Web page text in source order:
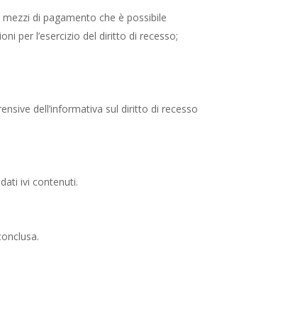
di pagamento che è possibile
per l’esercizio del diritto di recesso;
dell’informativa sul diritto di recesso
ivi contenuti.